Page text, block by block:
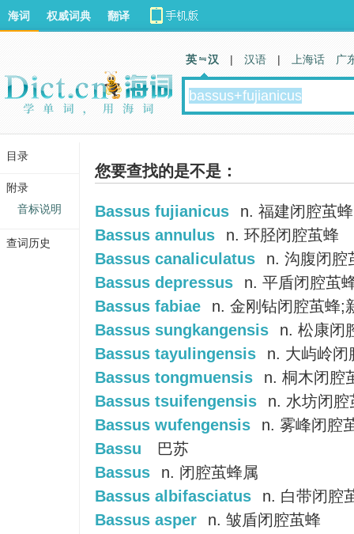
您要查找的是不是：
Bassus fujianicus
n. 福建闭腔茧
Bassus annulus
n. 环胫闭腔茧蜂
Bassus canaliculatus
n. 沟腹闭腔
Bassus depressus
n. 平盾闭腔茧
Bassus fabiae
n. 金刚钻闭腔茧蜂;
Bassus sungkangensis
n. 松康闭
Bassus tayulingensis
n. 大屿岭闭
Bassus tongmuensis
n. 桐木闭腔
Bassus tsuifengensis
n. 水坊闭腔
Bassus wufengensis
n. 雾峰闭腔
Bassu
巴苏
Bassus
n. 闭腔茧蜂属
Bassus albifasciatus
n. 白带闭腔
Bassus asper
n. 皱盾闭腔茧蜂
海词 权威词典 翻译
英 汉 | 汉语 | 上海话 广
目录
附录
音标说明
查词历史